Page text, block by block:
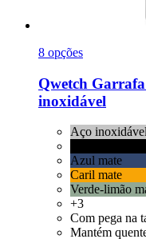
8 opções
Qwetch
inoxidável
Aço inoxidável
Azul mate
Caril mate
Verde-limão
+3
Com pega na
Mantém